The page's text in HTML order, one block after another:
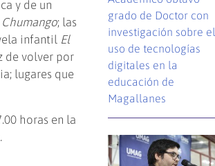
y de un
Chumango; las
infantil El
de volver por
lugares que
horas en la
grado de Doctor con
investigación sobre el
uso de tecnologías
digitales en la
educación de
Magallanes